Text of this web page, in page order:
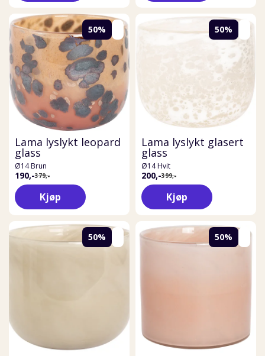
50%
Lama lyslykt leopard
glass
Ø14 Brun
190,-379,-
Kjøp
50%
Lama lyslykt glasert
glass
Ø14 Hvit
200,-399,-
Kjøp
50% 50%